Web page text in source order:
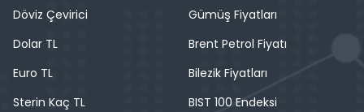
Döviz Çevirici
Dolar TL
Euro TL
Sterin Kaç TL
Gümüş Fiyatları
Brent Petrol Fiyatı
Bilezik Fiyatları
BIST 100 Endeksi